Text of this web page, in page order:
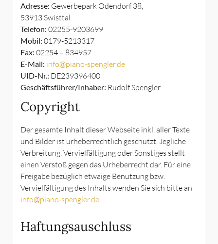
Adresse: Gewerbepark Odendorf 38,
53913 Swisttal
Telefon: 02255-9203699
Mobil: 0179-5213317
Fax: 02254 – 834957
E-Mail: info@piano-spengler.de
UID-Nr.: DE239396400
Geschäftsführer/Inhaber: Rudolf Spengler
Copyright
Der gesamte Inhalt dieser Webseite inkl. aller Texte
und Bilder ist urheberrechtlich geschützt. Jegliche
Verbreitung, Vervielfältigung oder Sonstiges stellt
einen Verstoß gegen das Urheberrecht dar. Für eine
Freigabe bezüglich etwaige Benutzung bzw.
Vervielfältigung des Inhalts wenden Sie sich bitte an
info@piano-spengler.de.
Haftungsauschluss